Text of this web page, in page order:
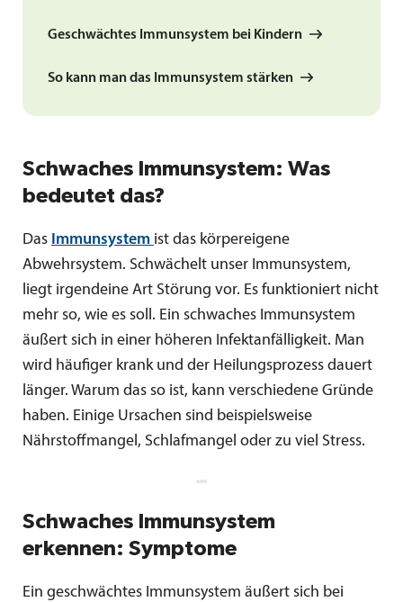
Geschwächtes Immunsystem bei Kindern
So kann man das Immunsystem stärken
Schwaches Immunsystem: Was
bedeutet das?
Das Immunsystem ist das körpereigene
Abwehrsystem. Schwächelt unser Immunsystem,
liegt irgendeine Art Störung vor. Es funktioniert nicht
mehr so, wie es soll. Ein schwaches Immunsystem
äußert sich in einer höheren Infektanfälligkeit. Man
wird häufiger krank und der Heilungsprozess dauert
länger. Warum das so ist, kann verschiedene Gründe
haben. Einige Ursachen sind beispielsweise
Nährstoffmangel, Schlafmangel oder zu viel Stress.
Schwaches Immunsystem
erkennen: Symptome
Ein geschwächtes Immunsystem äußert sich bei